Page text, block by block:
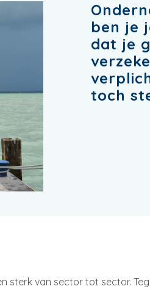
ben je
dat je
toch
sterk van sector tot sector.